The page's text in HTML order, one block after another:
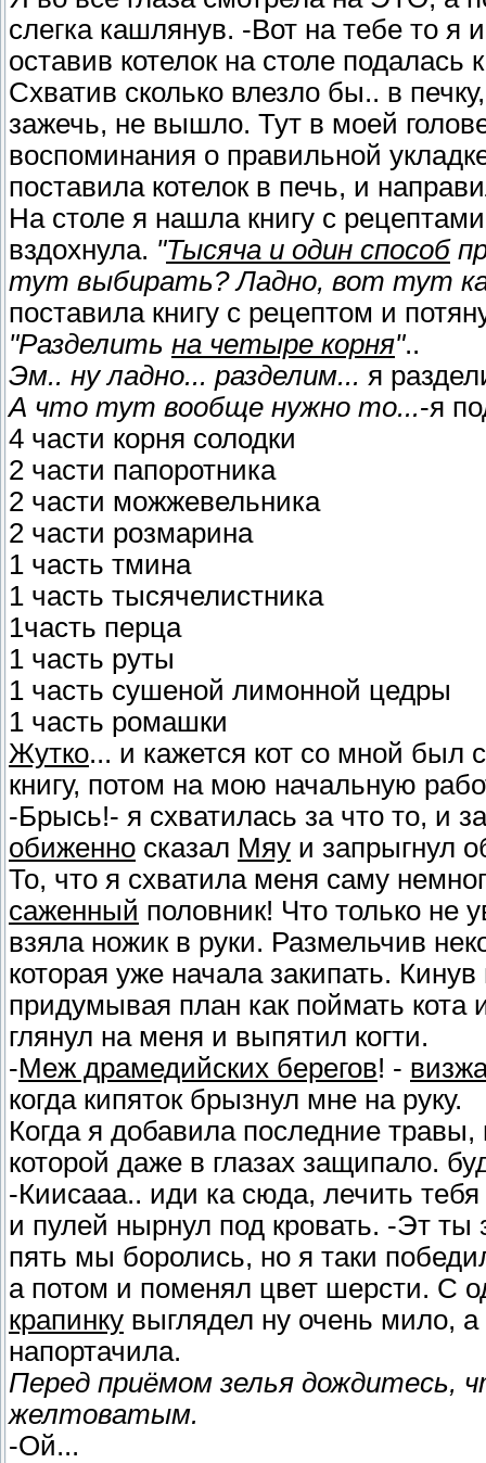
слегка кашлянув. -Вот на тебе то я
оставив котелок на столе подалась
Схватив сколько влезло бы.. в
зажечь, не вышло. Тут в моей
воспоминания о правильной
поставила котелок в печь, и
На столе я нашла книгу с
вздохнула. "Тысяча и один способ
тут выбирать? Ладно, вот тут
поставила книгу с рецептом и
"Разделить на четыре корня"..
Эм.. ну ладно... разделим... я
А что тут вообще нужно то...-я
4 части корня солодки
2 части папоротника
2 части можжевельника
2 части розмарина
1 часть тмина
1 часть тысячелистника
1часть перца
1 часть руты
1 часть сушеной лимонной цедры
1 часть ромашки
Жутко... и кажется кот со мной был
книгу, потом на мою начальную
-Брысь!- я схватилась за что то, и
обиженно сказал Мяу и запрыгнул
То, что я схватила меня саму
саженный половник! Что только не
взяла ножик в руки. Размельчив
которая уже начала закипать.
придумывая план как поймать кота
глянул на меня и выпятил когти.
-Меж драмедийских берегов! -
когда кипяток брызнул мне на руку.
Когда я добавила последние
которой даже в глазах защипало.
-Киисааа.. иди ка сюда, лечить
и пулей нырнул под кровать. -Эт ты
пять мы боролись, но я таки
а потом и поменял цвет шерсти. С
крапинку выглядел ну очень мило, а
напортачила.
Перед приёмом зелья дождитесь,
желтоватым.
-Ой...